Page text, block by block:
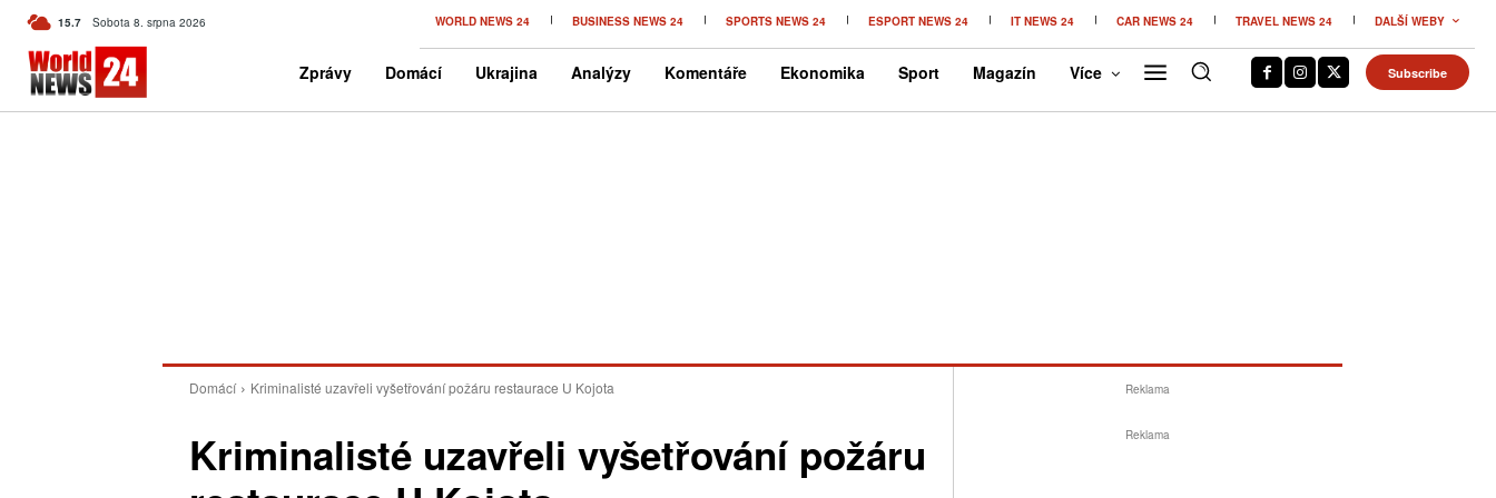
15.7 C Czech
Sobota 8. srpna 2026 WORLD NEWS 24 BUSINESS NEWS 24 SPORTS NEWS 24 ESPORT NEWS 24 IT NEWS 24 CAR NEWS 24 TRAVEL NEWS 24 DALŠÍ WEBY
Zprávy Domácí Ukrajina Analýzy Komentáře Ekonomika Sport Magazín Více Subscribe
Domácí Kriminalisté uzavřeli vyšetřování požáru restaurace U Kojota
Kriminalisté uzavřeli vyšetřování požáru
Reklama
Reklama